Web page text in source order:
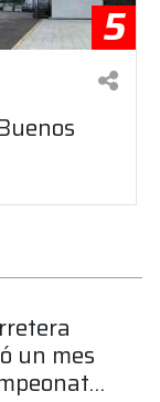
5
un mes